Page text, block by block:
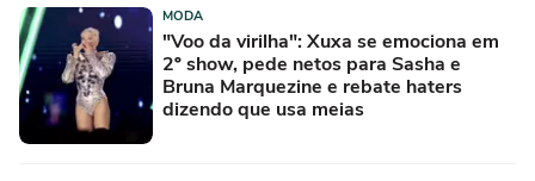
MODA
"Voo da virilha": Xuxa se emociona em
2º show, pede netos para Sasha e
Bruna Marquezine e rebate haters
dizendo que usa meias